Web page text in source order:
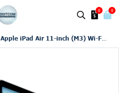
0 0
Apple iPad Air 11-inch (M3) Wi-Fi + Cellular (2025)